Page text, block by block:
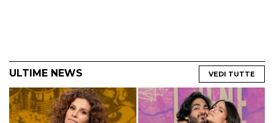
ULTIME NEWS VEDI TUTTE